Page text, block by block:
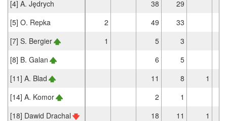
[4] A. Jędrych 38
29
[5] O. Repka
2 49
33
[7] S. Bergier
1 5
3
[8] B. Galan
6
5
[11] A. Blad
11 8
1
[14] A. Komor
2
1
[18] Dawid Drachal
18 11
1